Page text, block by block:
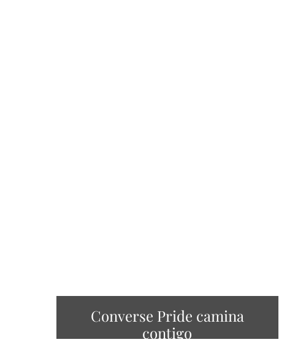
Converse Pride camina
contigo